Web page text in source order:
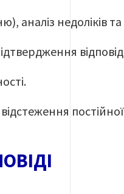
аналіз недоліків